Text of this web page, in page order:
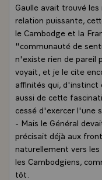
Gaulle avait trouvé
relation puissante,
le Cambodge et la
"communauté de
n'existe rien de pareil
voyait, et je le cite
affinités qui,
aussi de cette
cessé d'exercer l'une
- Mais le Général
précisait déjà aux
naturellement vers
les Cambodgiens,
tôt.